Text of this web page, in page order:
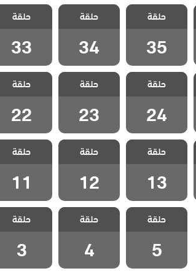
مسلسل الفناء
مدبلج الحلقة 35
حلقة
35
مسلسل الفناء
مدبلج الحلقة 34
حلقة
34
مسلسل
مدبلج الحلقة 33
حلقة
33
مسلسل الفناء
مدبلج الحلقة 24
حلقة
24
مسلسل الفناء
مدبلج الحلقة 23
حلقة
23
مسلسل
مدبلج الحلقة 22
حلقة
22
مسلسل الفناء
مدبلج الحلقة 13
حلقة
13
مسلسل الفناء
مدبلج الحلقة 12
حلقة
12
مسلسل
مدبلج الحلقة 11
حلقة
11
مسلسل الفناء
مدبلج الحلقة 5
حلقة
5
مسلسل الفناء
مدبلج الحلقة 4
حلقة
4
مسلسل
مدبلج الحلقة 3
حلقة
3